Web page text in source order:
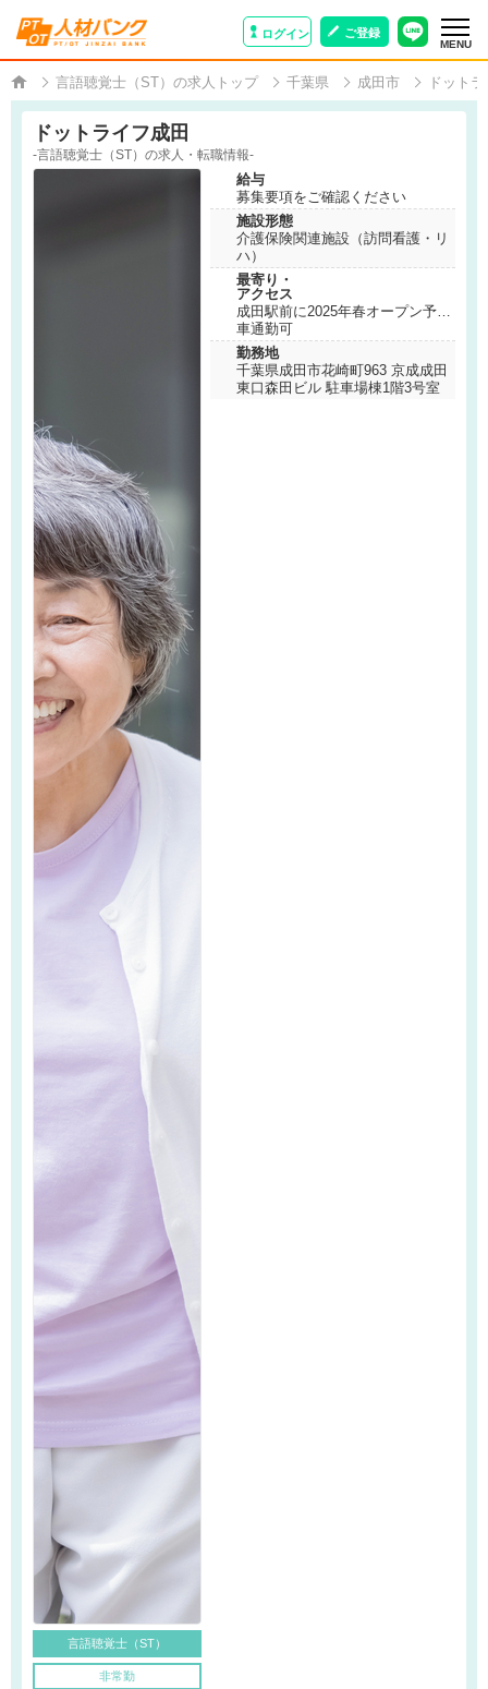
ログイン ご登録
MENU
言語聴覚士（ST）の求人トップ 千葉県 成田市 ドット
ドットライフ成田
-言語聴覚士（ST）の求人・転職情報-
言語聴覚士（ST）
非常勤
給与
募集要項をご確認ください
施設形態
介護保険関連施設（訪問看護・リ
ハ）
最寄り・
アクセス
成田駅前に2025年春オープン予定
車通勤可
勤務地
千葉県成田市花崎町963 京成成田
東口森田ビル 駐車場棟1階3号室